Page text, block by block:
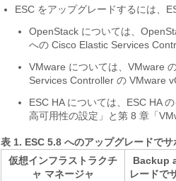
ESC をアップグレードするには、
OpenStack については、
への Cisco Elastic Services
VMware については、VMware
Services Controller の VMware
ESC HA については、ESC HA
高可用性の設定」と第 8 章「
表 1. ESC 5.8 へのアップグレードで
仮想インフラストラクチ
ャ マネージャ
Backup
レードで